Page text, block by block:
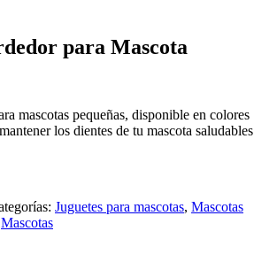
para Mascota
mascotas pequeñas, disponible en colores
los dientes de tu mascota saludables
Juguetes para mascotas, Mascotas
Mascotas